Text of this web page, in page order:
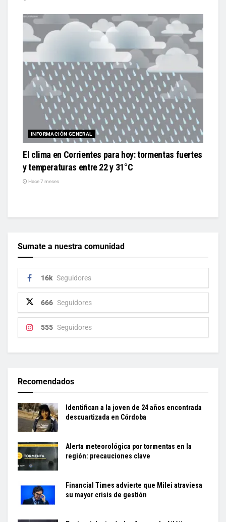
INFORMACIÓN GENERAL
El clima en Corrientes para hoy: tormentas fuertes
y temperaturas entre 22 y 31°C
Hace 7 meses
Sumate a nuestra comunidad
16k Seguidores
666 Seguidores
555 Seguidores
Recomendados
Identifican a la joven de 24 años encontrada
descuartizada en Córdoba
Alerta meteorológica por tormentas en la
región: precauciones clave
Financial Times advierte que Milei atraviesa
su mayor crisis de gestión